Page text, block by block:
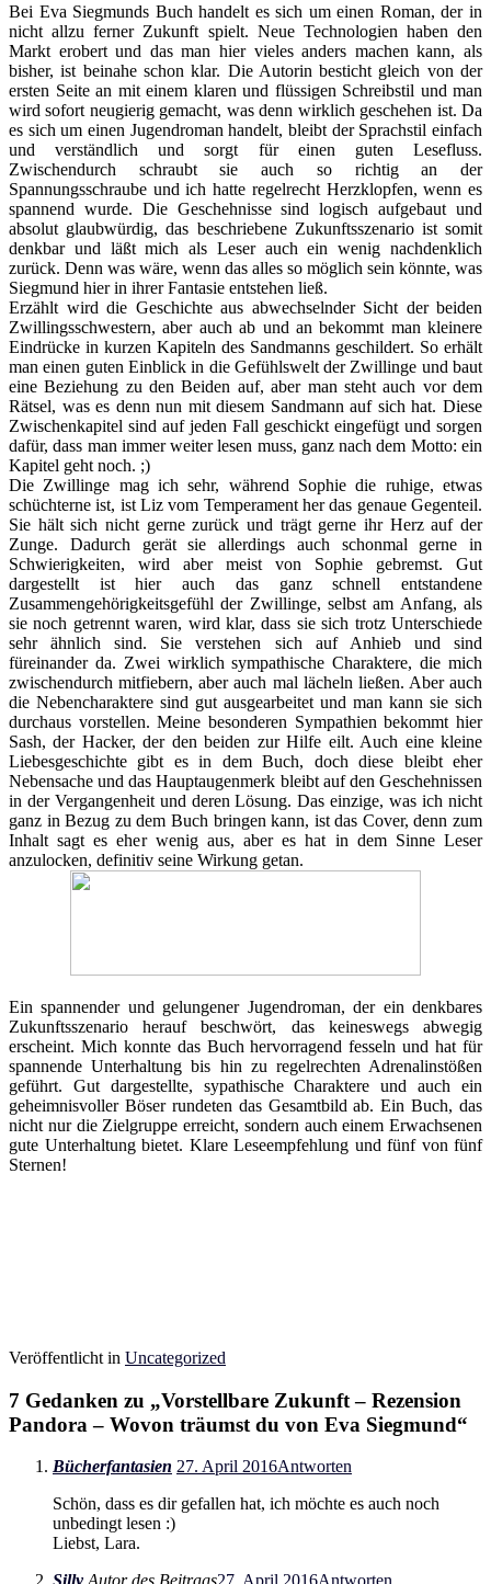
Bei Eva Siegmunds Buch handelt es sich um einen Roman, der in
nicht allzu ferner Zukunft spielt. Neue Technologien haben den
Markt erobert und das man hier vieles anders machen kann, als
bisher, ist beinahe schon klar. Die Autorin besticht gleich von der
ersten Seite an mit einem klaren und flüssigen Schreibstil und man
wird sofort neugierig gemacht, was denn wirklich geschehen ist. Da
es sich um einen Jugendroman handelt, bleibt der Sprachstil einfach
und verständlich und sorgt für einen guten Lesefluss.
Zwischendurch schraubt sie auch so richtig an der
Spannungsschraube und ich hatte regelrecht Herzklopfen, wenn es
spannend wurde. Die Geschehnisse sind logisch aufgebaut und
absolut glaubwürdig, das beschriebene Zukunftsszenario ist somit
denkbar und läßt mich als Leser auch ein wenig nachdenklich
zurück. Denn was wäre, wenn das alles so möglich sein könnte, was
Siegmund hier in ihrer Fantasie entstehen ließ.
Erzählt wird die Geschichte aus abwechselnder Sicht der beiden
Zwillingsschwestern, aber auch ab und an bekommt man kleinere
Eindrücke in kurzen Kapiteln des Sandmanns geschildert. So erhält
man einen guten Einblick in die Gefühlswelt der Zwillinge und baut
eine Beziehung zu den Beiden auf, aber man steht auch vor dem
Rätsel, was es denn nun mit diesem Sandmann auf sich hat. Diese
Zwischenkapitel sind auf jeden Fall geschickt eingefügt und sorgen
dafür, dass man immer weiter lesen muss, ganz nach dem Motto: ein
Kapitel geht noch. ;)
Die Zwillinge mag ich sehr, während Sophie die ruhige, etwas
schüchterne ist, ist Liz vom Temperament her das genaue Gegenteil.
Sie hält sich nicht gerne zurück und trägt gerne ihr Herz auf der
Zunge. Dadurch gerät sie allerdings auch schonmal gerne in
Schwierigkeiten, wird aber meist von Sophie gebremst. Gut
dargestellt ist hier auch das ganz schnell entstandene
Zusammengehörigkeitsgefühl der Zwillinge, selbst am Anfang, als
sie noch getrennt waren, wird klar, dass sie sich trotz Unterschiede
sehr ähnlich sind. Sie verstehen sich auf Anhieb und sind
füreinander da. Zwei wirklich sympathische Charaktere, die mich
zwischendurch mitfiebern, aber auch mal lächeln ließen. Aber auch
die Nebencharaktere sind gut ausgearbeitet und man kann sie sich
durchaus vorstellen. Meine besonderen Sympathien bekommt hier
Sash, der Hacker, der den beiden zur Hilfe eilt. Auch eine kleine
Liebesgeschichte gibt es in dem Buch, doch diese bleibt eher
Nebensache und das Hauptaugenmerk bleibt auf den Geschehnissen
in der Vergangenheit und deren Lösung. Das einzige, was ich nicht
ganz in Bezug zu dem Buch bringen kann, ist das Cover, denn zum
Inhalt sagt es eher wenig aus, aber es hat in dem Sinne Leser
anzulocken, definitiv seine Wirkung getan.
Ein spannender und gelungener Jugendroman, der ein denkbares
Zukunftsszenario herauf beschwört, das keineswegs abwegig
erscheint. Mich konnte das Buch hervorragend fesseln und hat für
spannende Unterhaltung bis hin zu regelrechten Adrenalinstößen
geführt. Gut dargestellte, sypathische Charaktere und auch ein
geheimnisvoller Böser rundeten das Gesamtbild ab. Ein Buch, das
nicht nur die Zielgruppe erreicht, sondern auch einem Erwachsenen
gute Unterhaltung bietet. Klare Leseempfehlung und fünf von fünf
Sternen!
Veröffentlicht in Uncategorized
7 Gedanken zu „Vorstellbare Zukunft – Rezension
Pandora – Wovon träumst du von Eva Siegmund“
Bücherfantasien 27. April 2016Antworten
Schön, dass es dir gefallen hat, ich möchte es auch noch
unbedingt lesen :)
Liebst, Lara.